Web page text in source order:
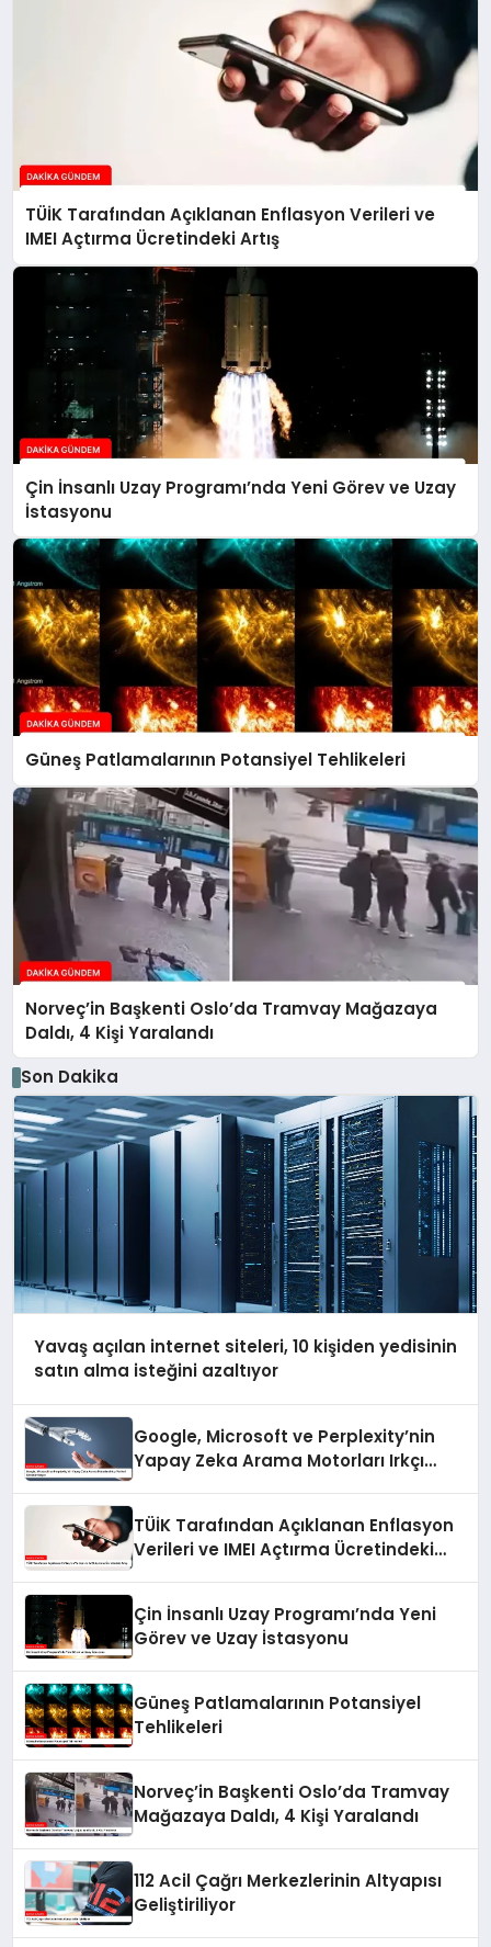
TÜİK Tarafından Açıklanan Enflasyon Verileri ve
IMEI Açtırma Ücretindeki Artış
Çin İnsanlı Uzay Programı’nda Yeni Görev ve Uzay
İstasyonu
Güneş Patlamalarının Potansiyel Tehlikeleri
Norveç’in Başkenti Oslo’da Tramvay Mağazaya
Daldı, 4 Kişi Yaralandı
Son Dakika
Yavaş açılan internet siteleri, 10 kişiden yedisinin
satın alma isteğini azaltıyor
Google, Microsoft ve Perplexity’nin
Yapay Zeka Arama Motorları Irkçı
TÜİK Tarafından Açıklanan Enflasyon
Verileri ve IMEI Açtırma Ücretindeki
Çin İnsanlı Uzay Programı’nda Yeni
Görev ve Uzay İstasyonu
Güneş Patlamalarının Potansiyel
Tehlikeleri
Norveç’in Başkenti Oslo’da Tramvay
Mağazaya Daldı, 4 Kişi Yaralandı
112 Acil Çağrı Merkezlerinin Altyapısı
Geliştiriliyor